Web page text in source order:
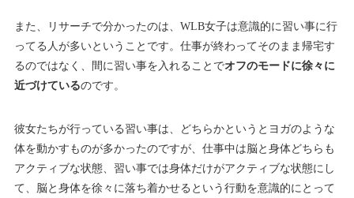
また、リサーチで分かったのは、WLB女子は意識的に習い事に行
ってる人が多いということです。仕事が終わってそのまま帰宅す
るのではなく、間に習い事を入れることでオフのモードに徐々に
近づけているのです。
彼女たちが行っている習い事は、どちらかというとヨガのような
体を動かすものが多かったのですが、仕事中は脳と身体どちらも
アクティブな状態、習い事では身体だけがアクティブな状態にし
て、脳と身体を徐々に落ち着かせるという行動を意識的にとって